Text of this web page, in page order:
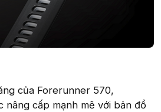
của Forerunner 570,
nâng cấp mạnh mẽ với bản đồ